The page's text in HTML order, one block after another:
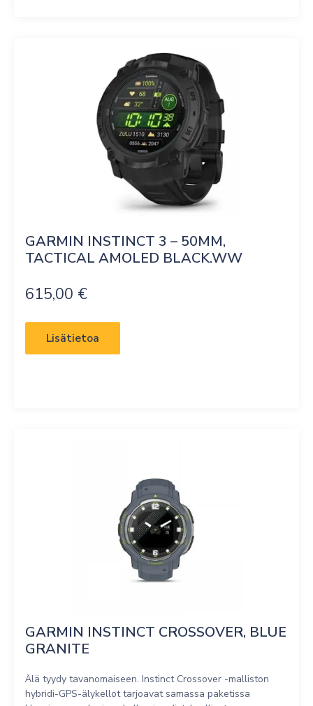
GARMIN INSTINCT 3 – 50MM,
TACTICAL AMOLED BLACK.WW
615,00 €
Lisätietoa
GARMIN INSTINCT CROSSOVER, BLUE
GRANITE
Älä tyydy tavanomaiseen. Instinct Crossover -malliston
hybridi-GPS-älykellot tarjoavat samassa paketissa